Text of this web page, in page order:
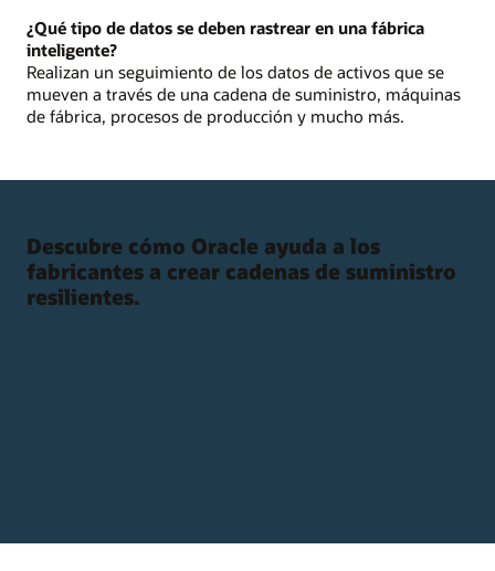
¿Qué tipo de datos se deben rastrear en una fábrica
inteligente?
Realizan un seguimiento de los datos de activos que se
mueven a través de una cadena de suministro, máquinas
de fábrica, procesos de producción y mucho más.
Descubre cómo Oracle ayuda a los
fabricantes a crear cadenas de suministro
resilientes.